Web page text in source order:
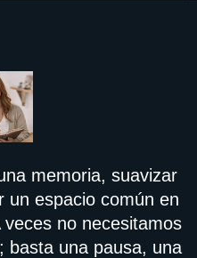
memoria, suavizar
un espacio común en
no necesitamos
basta una pausa, una